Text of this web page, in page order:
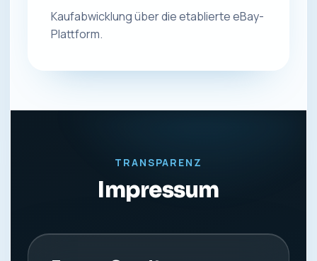
Kaufabwicklung über die etablierte eBay-
Plattform.
TRANSPARENZ
Impressum